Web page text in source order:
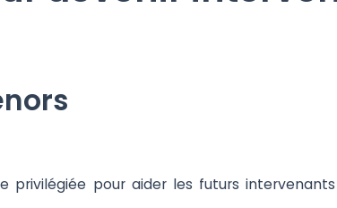
privilégiée pour aider les futurs